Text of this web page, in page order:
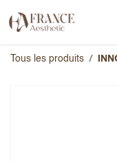
Tous les produits